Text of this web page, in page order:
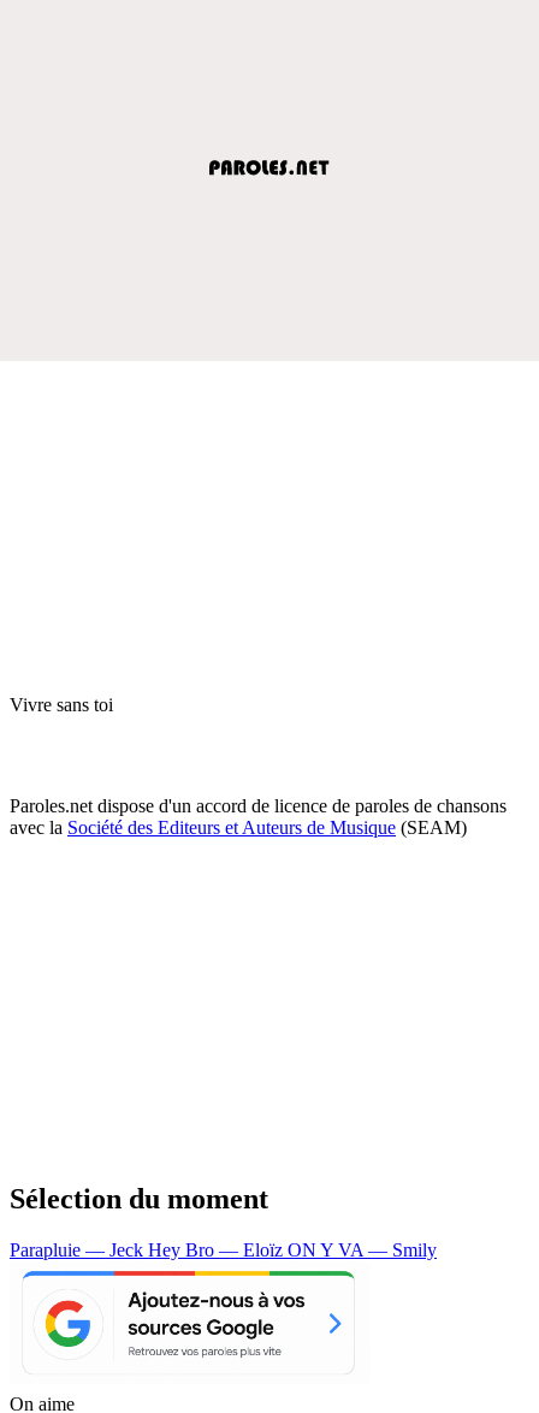
Vivre sans toi
Paroles.net dispose d'un accord de licence de paroles de chansons
avec la Société des Editeurs et Auteurs de Musique (SEAM)
Sélection du moment
Parapluie — Jeck Hey Bro — Eloïz ON Y VA — Smily
On aime